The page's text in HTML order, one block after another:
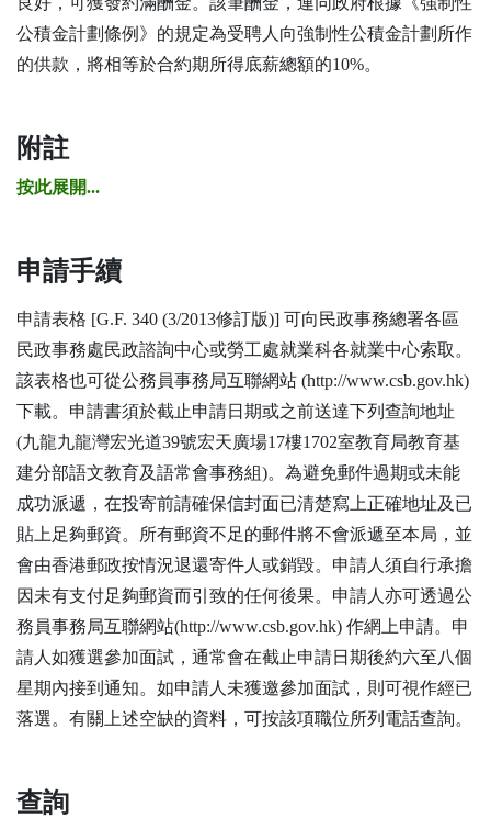
公積金計劃條例》的規定為受聘人向強制性公積金計劃所作
的供款，將相等於合約期所得底薪總額的10%。
附註
按此展開...
申請手續
申請表格 [G.F. 340 (3/2013修訂版)] 可向民政事務總署各區
民政事務處民政諮詢中心或勞工處就業科各就業中心索取。
該表格也可從公務員事務局互聯網站 (http://www.csb.gov.hk)
下載。申請書須於截止申請日期或之前送達下列查詢地址
(九龍九龍灣宏光道39號宏天廣場17樓1702室教育局教育基
建分部語文教育及語常會事務組)。為避免郵件過期或未能
成功派遞，在投寄前請確保信封面已清楚寫上正確地址及已
貼上足夠郵資。所有郵資不足的郵件將不會派遞至本局，並
會由香港郵政按情況退還寄件人或銷毀。申請人須自行承擔
因未有支付足夠郵資而引致的任何後果。申請人亦可透過公
務員事務局互聯網站(http://www.csb.gov.hk) 作網上申請。申
請人如獲選參加面試，通常會在截止申請日期後約六至八個
星期內接到通知。如申請人未獲邀參加面試，則可視作經已
落選。有關上述空缺的資料，可按該項職位所列電話查詢。
查詢